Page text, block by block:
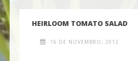
HEIRLOOM TOMATO SALAD
16 DE NOVEMBRO, 2012